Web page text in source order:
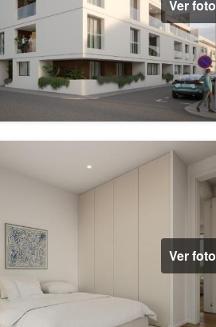
Ver foto
Ver foto